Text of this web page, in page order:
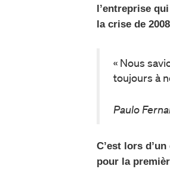
l’entreprise
la crise de
« Nous
toujours à
Paulo
C’est lors
pour la